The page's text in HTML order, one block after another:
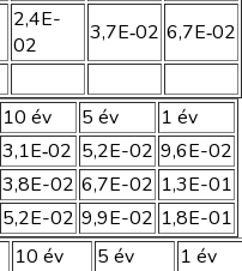
2,4E-
02
3,7E‑02 6,7E‑02
10 év 5 év
1 év
3,1E‑02 5,2E-02 9,6E-02
3,8E-02 6,7E-02 1,3E-01
5,2E-02 9,9E-02 1,8E-01
10 év 5 év
1 év